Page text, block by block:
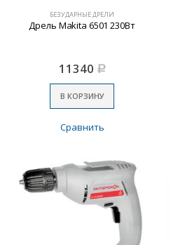
БЕЗУДАРНЫЕ ДРЕЛИ
Дрель Makita 6501 230Вт
11340 Р
В КОРЗИНУ
Сравнить